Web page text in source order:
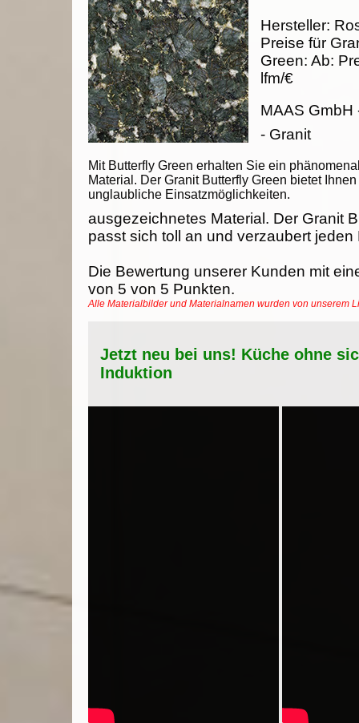
Mit Butterfly Green erhalten Sie ein
Material. Der Granit Butterfly Green bietet Ihnen
unglaubliche Einsatzmöglichkeiten.
Hersteller:
Preise für
Green: Ab:
lfm/€
MAAS GmbH
- Granit
ausgezeichnetes Material. Der Granit
passt sich toll an und verzaubert jeden
Die Bewertung unserer Kunden mit
von 5 von 5 Punkten.
Alle Materialbilder und Materialnamen wurden von unserem
Jetzt neu bei uns! Küche ohne
Induktion